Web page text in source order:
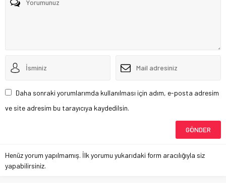
Daha sonraki yorumlarımda kullanılması için adım, e-posta adresim
ve site adresim bu tarayıcıya kaydedilsin.
Henüz yorum yapılmamış. İlk yorumu yukarıdaki form aracılığıyla siz
yapabilirsiniz.